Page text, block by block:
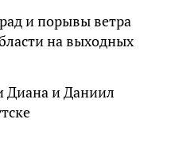
и порывы ветра
на выходных
Диана и Даниил